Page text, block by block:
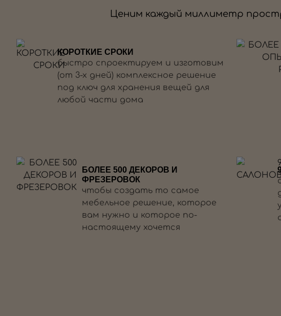
Ценим каждый миллиметр
КОРОТКИЕ СРОКИ
быстро спроектируем и изготовим
(от 3-х дней) комплексное решение
под ключ для хранения вещей для
любой части дома
БОЛЕЕ 500 ДЕКОРОВ И
ФРЕЗЕРОВОК
чтобы создать то самое
мебельное решение, которое
вам нужно и которое по-
настоящему хочется